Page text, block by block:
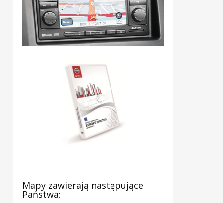
Mapy zawierają następujące
Państwa: